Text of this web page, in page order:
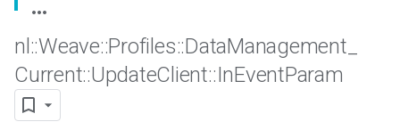
nl ::Weave::Profiles::DataManagement
Current::UpdateClient::InEventParam